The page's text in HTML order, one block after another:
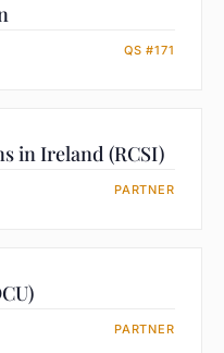
QS #171
in Ireland (RCSI)
PARTNER
PARTNER